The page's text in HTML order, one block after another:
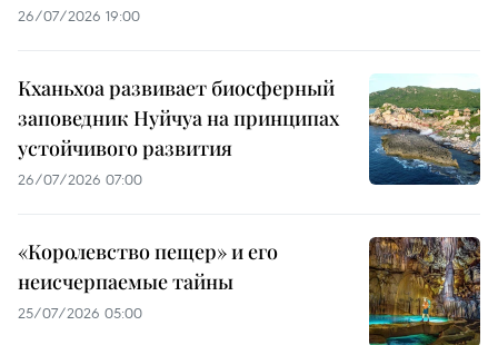
26/07/2026 19:00
Кханьхоа развивает биосферный
заповедник Нуйчуа на принципах
устойчивого развития
26/07/2026 07:00
«Королевство пещер» и его
неисчерпаемые тайны
25/07/2026 05:00